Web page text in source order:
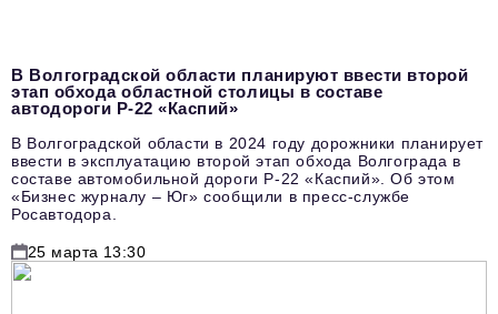
В Волгоградской области планируют ввести второй
этап обхода областной столицы в составе
автодороги Р-22 «Каспий»
В Волгоградской области в 2024 году дорожники планирует
ввести в эксплуатацию второй этап обхода Волгограда в
составе автомобильной дороги Р-22 «Каспий». Об этом
«Бизнес журналу – Юг» сообщили в пресс-службе
Росавтодора.
25 марта 13:30